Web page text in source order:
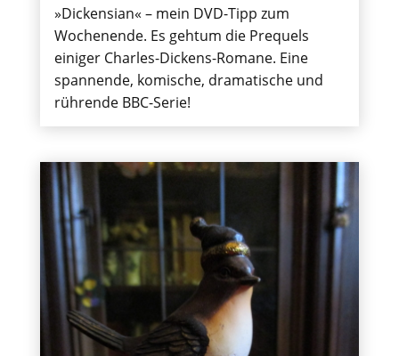
»Dickensian« – mein DVD-Tipp zum
Wochenende. Es gehtum die Prequels
einiger Charles-Dickens-Romane. Eine
spannende, komische, dramatische und
rührende BBC-Serie!